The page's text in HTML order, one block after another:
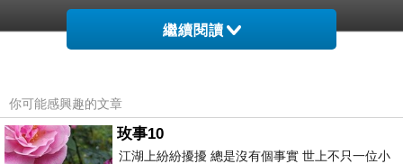
繼續閱讀
你可能感興趣的文章
玫事10
江湖上紛紛擾擾 總是沒有個事實 世上不只一位小